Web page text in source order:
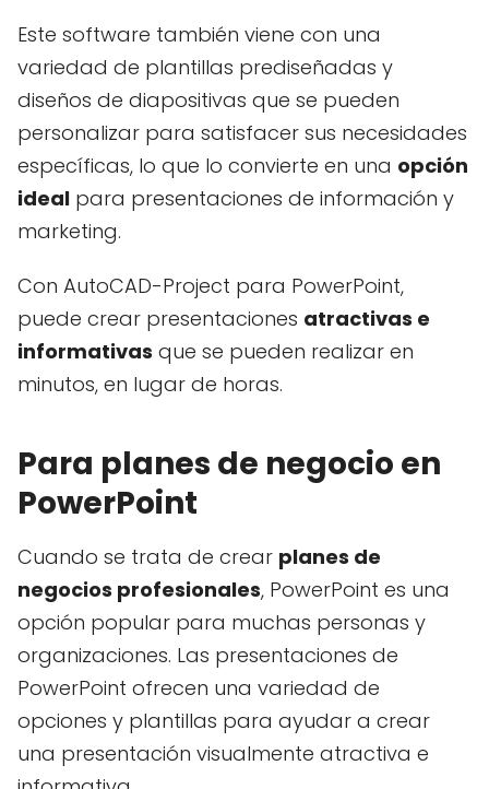
Este software también viene con una
variedad de plantillas prediseñadas y
diseños de diapositivas que se pueden
personalizar para satisfacer sus necesidades
específicas, lo que lo convierte en una opción
ideal para presentaciones de información y
marketing.
Con AutoCAD-Project para PowerPoint,
puede crear presentaciones atractivas e
informativas que se pueden realizar en
minutos, en lugar de horas.
Para planes de negocio en
PowerPoint
Cuando se trata de crear planes de
negocios profesionales, PowerPoint es una
opción popular para muchas personas y
organizaciones. Las presentaciones de
PowerPoint ofrecen una variedad de
opciones y plantillas para ayudar a crear
una presentación visualmente atractiva e